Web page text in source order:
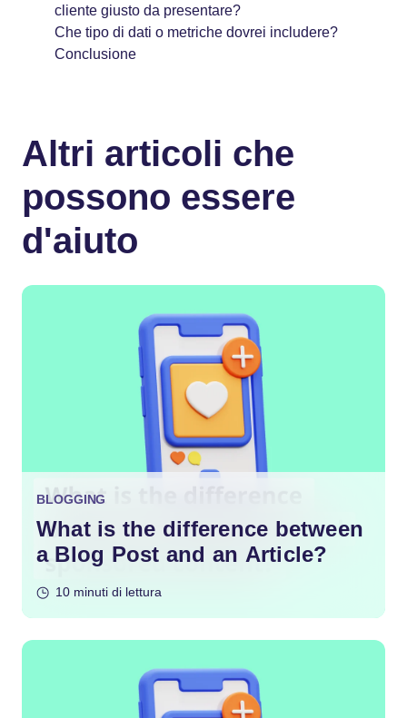
cliente giusto da presentare?
Che tipo di dati o metriche dovrei includere?
Conclusione
Altri articoli che
possono essere
d'aiuto
BLOGGING
What is the difference between
a Blog Post and an Article?
10 minuti di lettura